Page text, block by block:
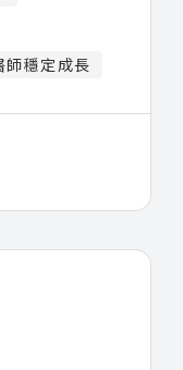
位與顯微相
詢師支援系
的醫師，一
穩定的制度
一面的臨床
師穩定成長